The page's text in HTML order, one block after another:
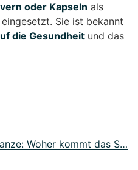
oder Kapseln als
eingesetzt. Sie ist bekannt
die Gesundheit und das
02 Herkunft der Maca-Pflanze: Woher kommt das Superfood?